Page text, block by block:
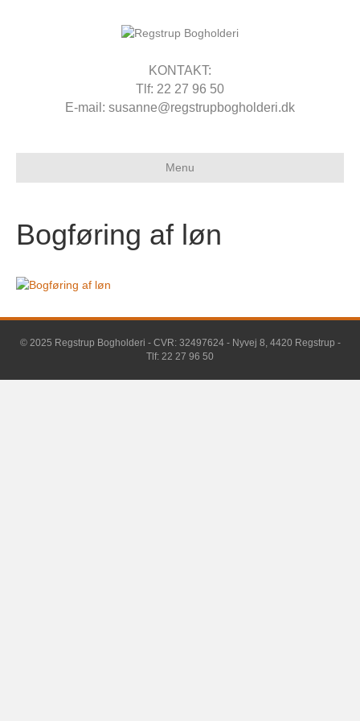
KONTAKT:
Tlf: 22 27 96 50
E-mail: susanne@regstrupbogholderi.dk
Menu
Bogføring af løn
© 2025 Regstrup Bogholderi - CVR: 32497624 - Nyvej 8, 4420 Regstrup -
Tlf: 22 27 96 50